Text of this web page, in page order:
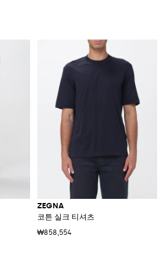
ZEGNA
코튼 실크 티셔츠
₩858,554